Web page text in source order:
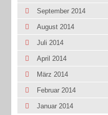
September 2014
August 2014
Juli 2014
April 2014
März 2014
Februar 2014
Januar 2014